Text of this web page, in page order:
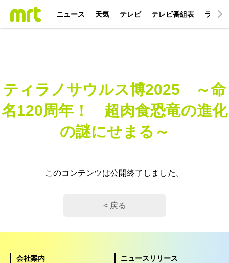
ニュース 天気 テレビ テレビ番組表 ラジオ
ティラノサウルス博2025 ～命
名120周年！ 超肉食恐竜の進化
の謎にせまる～
このコンテンツは公開終了しました。
< 戻る
会社案内
ニュースリリース